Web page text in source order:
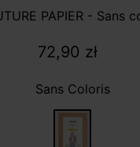
PAPIER - Sans
72,90 zł
Sans Coloris